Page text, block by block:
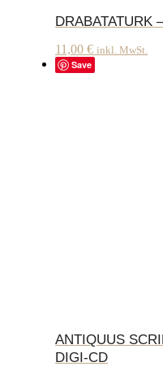
DRABATATURK
11,00 € inkl. MwSt.
Save
ANTIQUUS
DIGI-CD